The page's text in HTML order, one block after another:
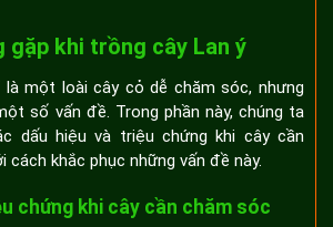
gặp khi trồng cây Lan ý
là một loài cây cỏ dễ chăm sóc, nhưng
số vấn đề. Trong phần này, chúng ta
dấu hiệu và triệu chứng khi cây cần
cách khắc phục những vấn đề này.
chứng khi cây cần chăm sóc